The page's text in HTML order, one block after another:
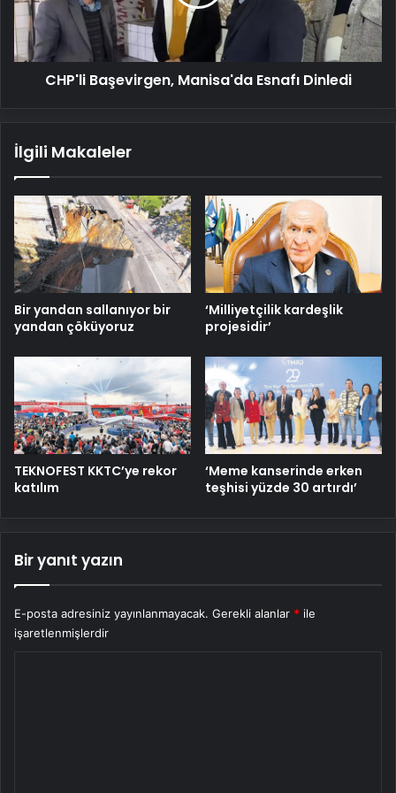
CHP'li Başevirgen, Manisa'da Esnafı Dinledi
İlgili Makaleler
Bir yandan sallanıyor bir
yandan çöküyoruz
‘Milliyetçilik kardeşlik
projesidir’
TEKNOFEST KKTC’ye rekor
katılım
‘Meme kanserinde erken
teşhisi yüzde 30 artırdı’
Bir yanıt yazın
E-posta adresiniz yayınlanmayacak. Gerekli alanlar * ile
işaretlenmişlerdir